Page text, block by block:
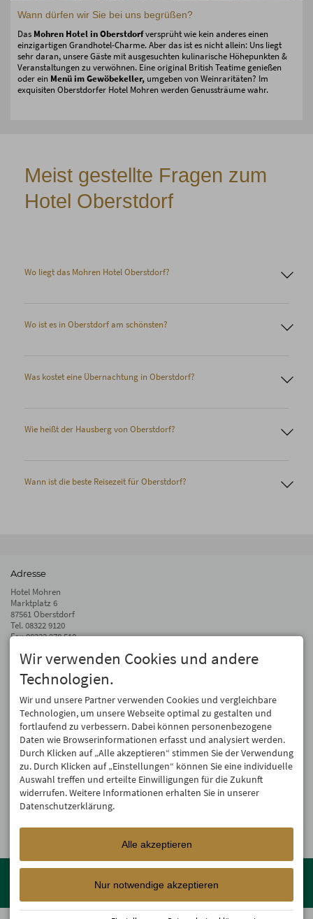
Wann dürfen wir Sie bei uns begrüßen?
Das Mohren Hotel in Oberstdorfversprüht wie kein anderes einen
einzigartigen Grandhotel-Charme. Aber das ist es nicht allein: Uns liegt
sehr daran, unsere Gäste mit ausgesuchten kulinarische Höhepunkten &
Veranstaltungen zu verwöhnen. Eine original British Teatime genießen
oder ein Menü im Gewöbekeller, umgeben von Weinraritäten? Im
exquisiten Oberstdorfer Hotel Mohren werden Genussträume wahr.
Meist gestellte Fragen zum
Hotel Oberstdorf
Wo liegt das Mohren Hotel Oberstdorf?
Wo ist es in Oberstdorf am schönsten?
Breitachklamm
Stillach- oder Oytal
Was kostet eine Übernachtung in Oberstdorf?
Wie heißt der Hausberg von Oberstdorf?
Wann ist die beste Reisezeit für Oberstdorf?
Adresse
Hotel Mohren
Marktplatz 6
87561 Oberstdorf
Tel. 08322 9120
Fax 08322 978 510
info@hotel-mohren.de
Auf dem Laufenden bleiben
Wir geben Ihre E-Mail-Adresse nicht weiter. Wir mögen auch keinen Spam.
Versprochen! Eine Abmeldung ist jederzeit möglich.
Anmelden
Mitglied der Oberstdorf Resort Familien mit den schönsten
Urlaubsunterkünften von der Berghütte bis zum 4-Sterne Superior
Wir verwenden Cookies und andere
Technologien.
Wir und unsere Partner verwenden Cookies und vergleichbare
Technologien, um unsere Webseite optimal zu gestalten und
fortlaufend zu verbessern. Dabei können personenbezogene
Daten wie Browserinformationen erfasst und analysiert werden.
Durch Klicken auf „Alle akzeptieren“ stimmen Sie der Verwendung
zu. Durch Klicken auf „Einstellungen“ können Sie eine individuelle
Auswahl treffen und erteilte Einwilligungen für die Zukunft
widerrufen. Weitere Informationen erhalten Sie in unserer
Datenschutzerklärung.
Alle akzeptieren
Nur notwendige akzeptieren